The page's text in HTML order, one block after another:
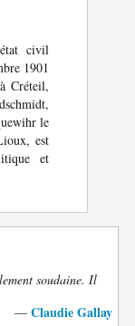
civil
1901
Créteil,
le
est
et
soudaine. Il
— Claudie Gallay